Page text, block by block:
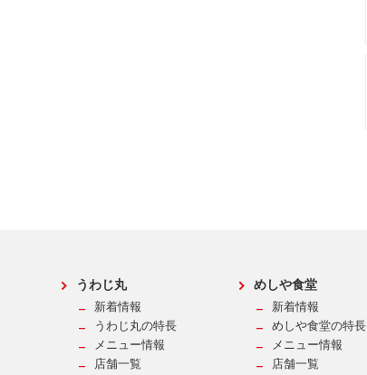
うわじ丸
新着情報
うわじ丸の特長
メニュー情報
店舗一覧
めしや食堂
新着情報
めしや食堂の特長
メニュー情報
店舗一覧